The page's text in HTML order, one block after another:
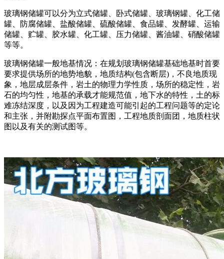
玻璃钢储罐可以分为立式储罐、卧式储罐、玻璃钢罐、化工储
罐、防腐储罐、盐酸储罐、硫酸储罐、食品罐、发酵罐、运输
储罐、贮罐、胶水罐、化工罐、压力储罐、酱油罐、硝酸储罐
等等。
玻璃钢储罐一般地基情况：在规划玻璃钢储罐基础地基时首要
要求提供场所的地势地貌，地质结构(包含断层)，不良地质现
象，地层成层条件，岩土的物理力学性质，场所的稳定性，岩
石的均匀性，地基的承载才能规范值，地下水的特性，土的标
难冻结深度，以及因为工程建造可能引起的工程问题等的定论
和主张，并附勘探点平面布置图，工程地质剖面团，地质柱状
图以及有关的测试图等。